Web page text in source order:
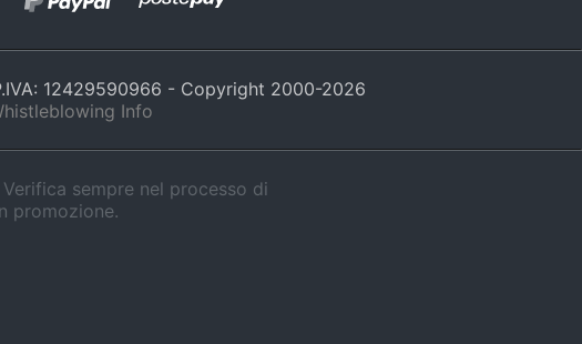
12429590966 - Copyright 2000-2026
Info
sempre nel processo di
promozione.